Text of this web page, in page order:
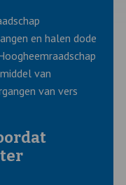
en halen dode
van
van vers